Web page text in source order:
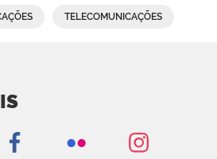
TELECOMUNICAÇÕES